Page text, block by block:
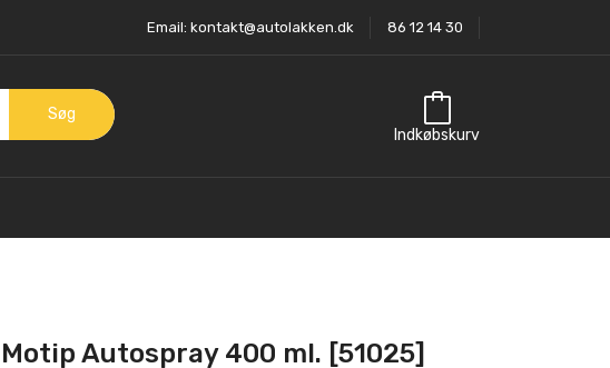
86 12 14 30
Email: kontakt@autolakken.dk
Søg
Indkøbskurv
Motip Autospray 400 ml. [51025]